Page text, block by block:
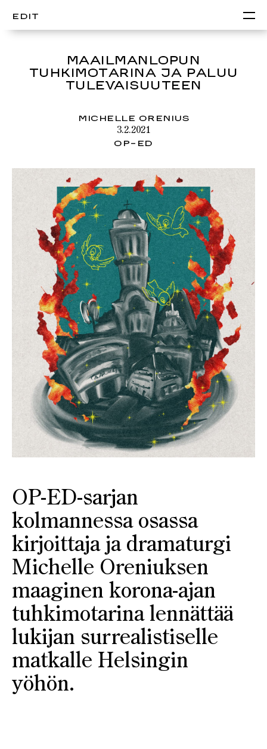
EDIT
MAAILMANLOPUN
TUHKIMOTARINA JA PALUU
TULEVAISUUTEEN
MICHELLE ORENIUS
3.2.2021
OP-ED
OP-ED-sarjan
kolmannessa osassa
kirjoittaja ja dramaturgi
Michelle Oreniuksen
maaginen korona-ajan
tuhkimotarina lennättää
lukijan surrealistiselle
matkalle Helsingin
yöhön.